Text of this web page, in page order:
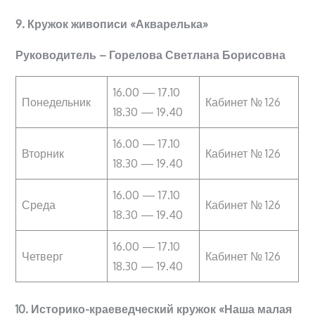
9. Кружок живописи «Акварелька»
Руководитель – Горелова Светлана Борисовна
Понедельник
16.00 — 17.10
18.30 — 19.40
Кабинет № 126
Вторник
16.00 — 17.10
18.30 — 19.40
Кабинет № 126
Среда
16.00 — 17.10
18.30 — 19.40
Кабинет № 126
Четверг
16.00 — 17.10
18.30 — 19.40
Кабинет № 126
10. Историко-краеведческий кружок «Наша малая